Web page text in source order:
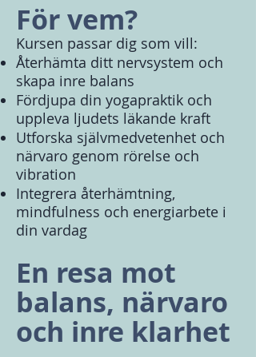
För vem?
Kursen passar dig som vill:
Återhämta ditt nervsystem och
skapa inre balans
Fördjupa din yogapraktik och
uppleva ljudets läkande kraft
Utforska självmedvetenhet och
närvaro genom rörelse och
vibration
Integrera återhämtning,
mindfulness och energiarbete i
din vardag
En resa mot
balans, närvaro
och inre klarhet